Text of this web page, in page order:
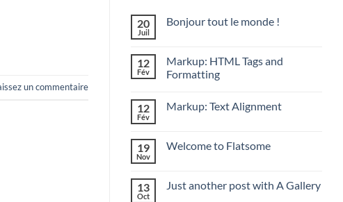
un commentaire
20
Juil
Bonjour tout le monde !
Bonjour
tout
le
12
Fév
Markup: HTML Tags and
Formatting
sur
and
Formatting
12
Fév
Markup: Text Alignment
Markup:
19
Nov
Welcome to Flatsome
Welcome
13
Oct
Just another post with A Gallery